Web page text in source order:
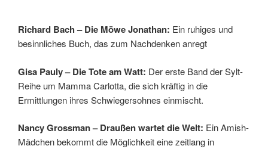
Richard Bach – Die Möwe Jonathan: Ein ruhiges und
besinnliches Buch, das zum Nachdenken anregt
Gisa Pauly – Die Tote am Watt: Der erste Band der Sylt-
Reihe um Mamma Carlotta, die sich kräftig in die
Ermittlungen ihres Schwiegersohnes einmischt.
Nancy Grossman – Draußen wartet die Welt: Ein Amish-
Mädchen bekommt die Möglichkeit eine zeitlang in